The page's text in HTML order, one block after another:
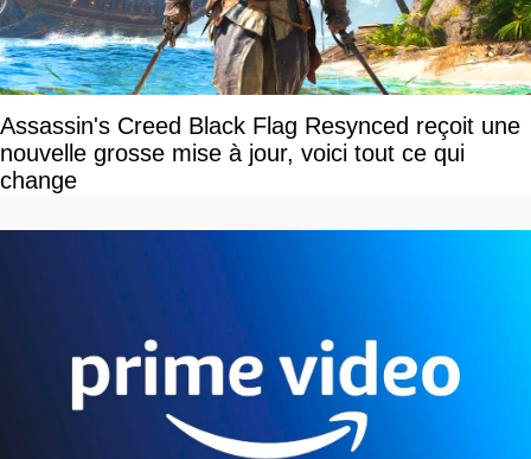
Assassin's Creed Black Flag Resynced reçoit une
nouvelle grosse mise à jour, voici tout ce qui
change